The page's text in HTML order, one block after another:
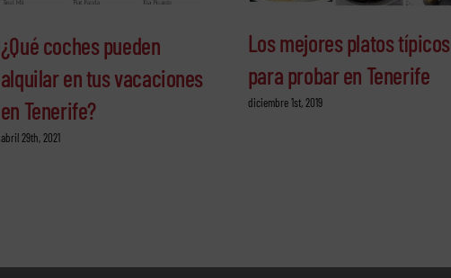
¿Qué coches pueden
alquilar en tus vacaciones
en Tenerife?
abril 29th, 2021
Los mejores platos típicos
para probar en Tenerife
diciembre 1st, 2019